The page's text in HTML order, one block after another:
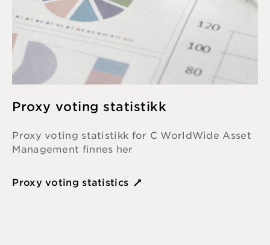
Proxy voting statistikk
Proxy voting statistikk for C WorldWide Asset
Management finnes her
Proxy voting statistics